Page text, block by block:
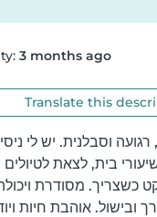
3 months ago
Translate this
ובישול. אוהבת חיות